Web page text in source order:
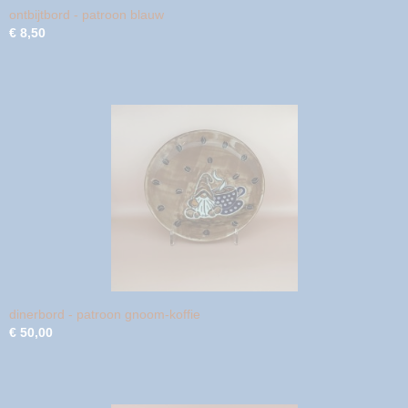
ontbijtbord - patroon blauw
€ 8,50
dinerbord - patroon gnoom-koffie
€ 50,00